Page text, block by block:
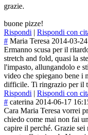
grazie.
buone pizze!
Rispondi | Rispondi con
# Maria Teresa 2014-03-
Ermanno scusa per il
stretch and fold, quasi la
l'impasto, allungandolo e
video che spiegano bene i
difficile. Ti ringrazio per il
Rispondi | Rispondi con
# caterina 2014-06-17
Cara Maria Teresa vorrei
chiedo come mai non fai
capire il perché. Grazie